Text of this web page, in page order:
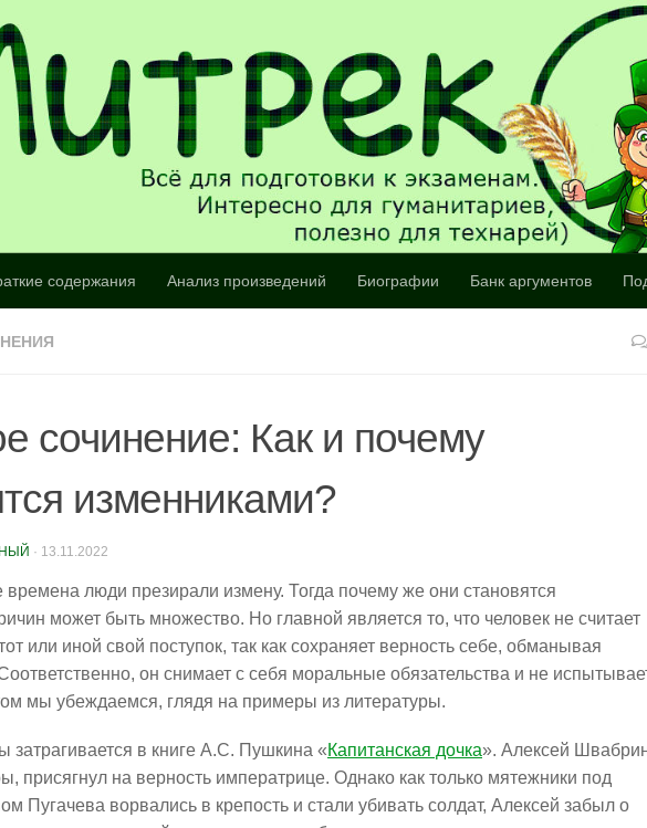
содержания Анализ произведений Биографии Банк аргументов
сочинение: Как и почему
изменниками?
· 13.11.2022
времена люди презирали измену. Тогда почему же они становятся
может быть множество. Но главной является то, что человек не считает
или иной свой поступок, так как сохраняет верность себе, обманывая
он снимает с себя моральные обязательства и не
мы убеждаемся, глядя на примеры из литературы.
затрагивается в книге А.С. Пушкина «Капитанская дочка». Алексей
присягнул на верность императрице. Однако как только мятежники под
Пугачева ворвались в крепость и стали убивать солдат, Алексей забыл о